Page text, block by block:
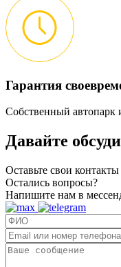
Гарантия
Собственный автопарк
Давайте
Оставьте свои
Остались вопросы?
Напишите нам в